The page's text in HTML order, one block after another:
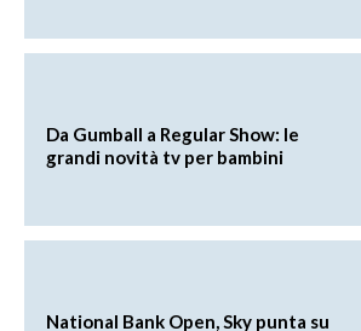
Da Gumball a Regular Show: le
grandi novità tv per bambini
National Bank Open, Sky punta su